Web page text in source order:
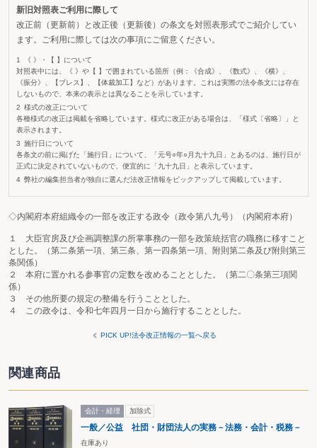
新旧対照表ご利用に際して
改正前（更新前）と改正後（更新後）の条文を対照表形式でご紹介してい
ます。ご利用に際しては次の事項にご留意ください。
《 》・【 】について
対照表中には、《 》や【 】で囲まれている箇所（例：《合成》、《数式》、《横》、
《振分》、【ブレス】、【体裁加工】など）があります。これは実際の法令条文には存在
しないもので、本来の表示とは異なることを示しています。
様式の改正について
各種様式の改正は掲載を省略しています。様式に改正がある場合は、「様式〔省略〕」と
表示されます。
施行日について
各条文の前に掲げた「施行日」について、「元号○年○月九十九日」とあるのは、施行日が
正式に決定されていないもので、便宜的に「九十九日」と表示しています。
弊社の編集担当者が独自に選んだ法改正情報をピックアップして掲載しています。
◇内閣府本府組織令の一部を改正する政令（政令第八九号）（内閣府本府）
１ 大臣官房及び企画調整課の所掌事務の一部を政策統括官の職務に移すこと
とした。（第二条第一項、第三条、第一四条第一項、附則第二条及び附則第三
条関係）
２ 本府に置かれる参事官の定数を改めることとした。（第二〇条第三項関
係）
３ その他所要の規定の整備を行うこととした。
４ この政令は、令和七年四月一日から施行することとした。
PICK UP!法令改正情報の一覧へ戻る
関連商品
会計・経理 加除式
一般／公益 社団・財団法人の実務－法務・会計・税務－
在庫あり